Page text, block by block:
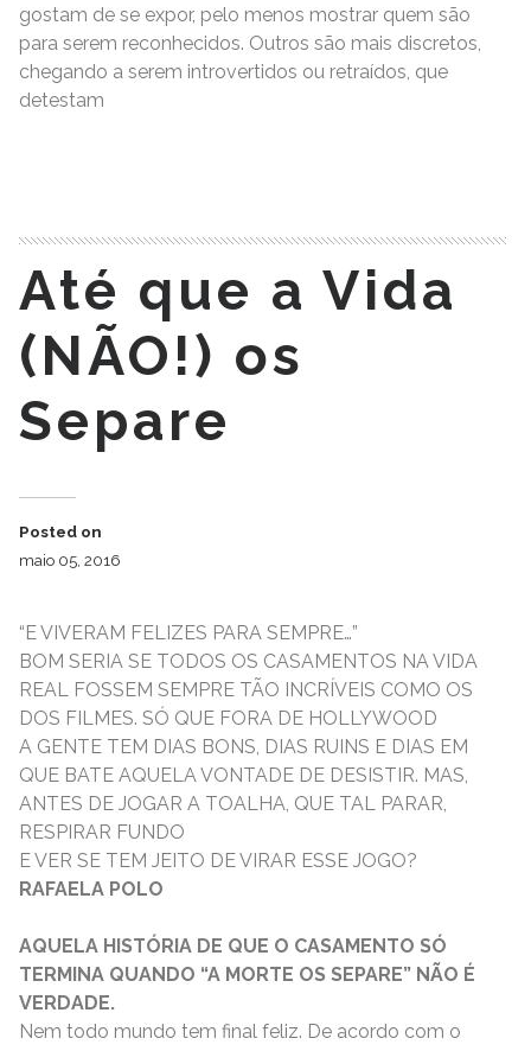
gostam de se expor, pelo menos mostrar quem são
para serem reconhecidos. Outros são mais discretos,
chegando a serem introvertidos ou retraídos, que
detestam
Até que a Vida
(NÃO!) os
Separe
Posted on
maio 05, 2016
“E VIVERAM FELIZES PARA SEMPRE…”
BOM SERIA SE TODOS OS CASAMENTOS NA VIDA
REAL FOSSEM SEMPRE TÃO INCRÍVEIS COMO OS
DOS FILMES. SÓ QUE FORA DE HOLLYWOOD
A GENTE TEM DIAS BONS, DIAS RUINS E DIAS EM
QUE BATE AQUELA VONTADE DE DESISTIR. MAS,
ANTES DE JOGAR A TOALHA, QUE TAL PARAR,
RESPIRAR FUNDO
E VER SE TEM JEITO DE VIRAR ESSE JOGO?
RAFAELA POLO
AQUELA HISTÓRIA DE QUE O CASAMENTO SÓ
TERMINA QUANDO “A MORTE OS SEPARE” NÃO É
VERDADE.
Nem todo mundo tem final feliz. De acordo com o